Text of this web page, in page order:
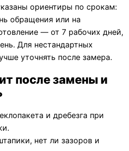
ориентиры по срокам:
обращения или на
— от 7 рабочих дней,
Для нестандартных
уточнять после замера.
после замены и
и дребезга при
нет ли зазоров и